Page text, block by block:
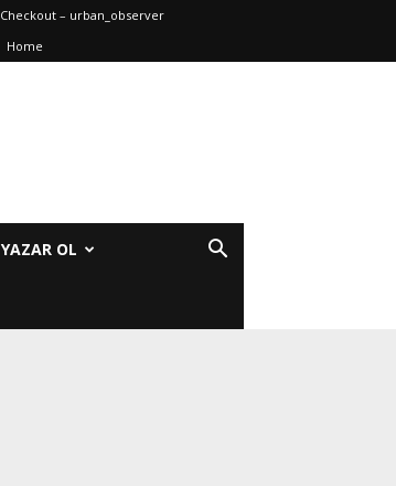
Checkout – urban_observer
Home
YAZAR OL